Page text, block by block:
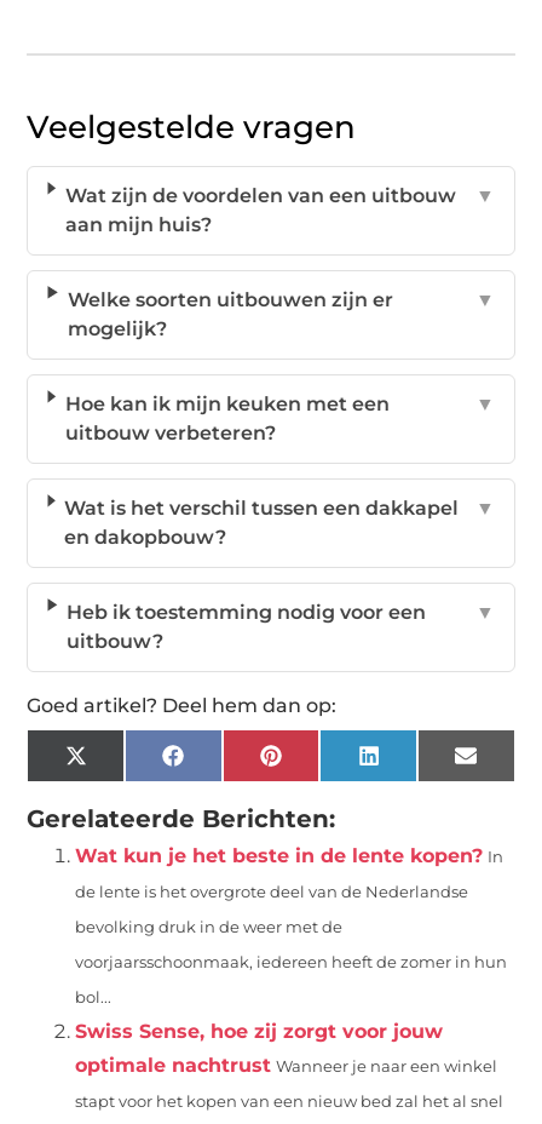
Veelgestelde vragen
Wat zijn de voordelen van een uitbouw
aan mijn huis?
▼
Welke soorten uitbouwen zijn er
mogelijk?
▼
Hoe kan ik mijn keuken met een
uitbouw verbeteren?
▼
Wat is het verschil tussen een dakkapel
en dakopbouw?
▼
Heb ik toestemming nodig voor een
uitbouw?
▼
Goed artikel? Deel hem dan op:
X
(Twitter)
FacebookPinterestLinkedIn Email
Gerelateerde Berichten:
Wat kun je het beste in de lente kopen? In
de lente is het overgrote deel van de Nederlandse
bevolking druk in de weer met de
voorjaarsschoonmaak, iedereen heeft de zomer in hun
bol...
Swiss Sense, hoe zij zorgt voor jouw
optimale nachtrust Wanneer je naar een winkel
stapt voor het kopen van een nieuw bed zal het al snel